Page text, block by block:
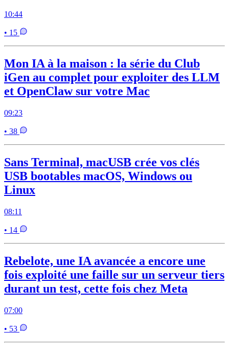
10:44
• 15
Mon IA à la maison : la série du Club
iGen au complet pour exploiter des LLM
et OpenClaw sur votre Mac
09:23
• 38
Sans Terminal, macUSB crée vos clés
USB bootables macOS, Windows ou
Linux
08:11
• 14
Rebelote, une IA avancée a encore une
fois exploité une faille sur un serveur tiers
durant un test, cette fois chez Meta
07:00
• 53